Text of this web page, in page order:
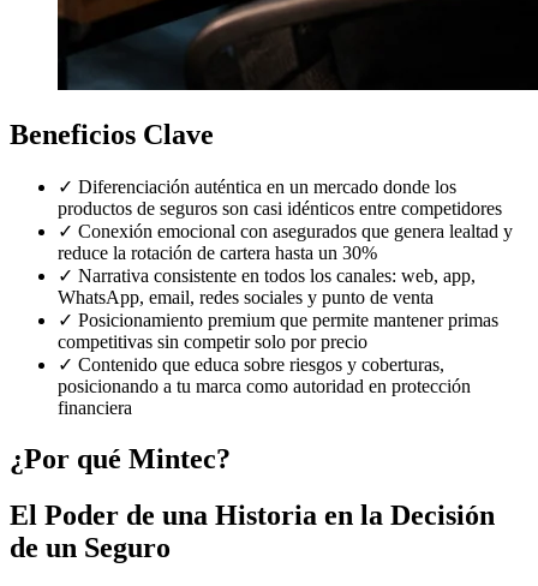
Beneficios Clave
✓ Diferenciación auténtica en un mercado donde los
productos de seguros son casi idénticos entre competidores
✓ Conexión emocional con asegurados que genera lealtad y
reduce la rotación de cartera hasta un 30%
✓ Narrativa consistente en todos los canales: web, app,
WhatsApp, email, redes sociales y punto de venta
✓ Posicionamiento premium que permite mantener primas
competitivas sin competir solo por precio
✓ Contenido que educa sobre riesgos y coberturas,
posicionando a tu marca como autoridad en protección
financiera
¿Por qué Mintec?
El Poder de una Historia en la Decisión
de un Seguro